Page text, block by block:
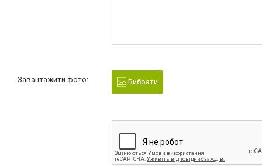
Завантажити фото: Вибрати